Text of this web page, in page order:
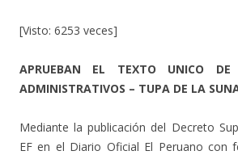
[Visto: 6253 veces]
APRUEBAN EL TEXTO UNICO DE
ADMINISTRATIVOS – TUPA DE LA
Mediante la publicación del Decreto
EF en el Diario Oficial El Peruano con